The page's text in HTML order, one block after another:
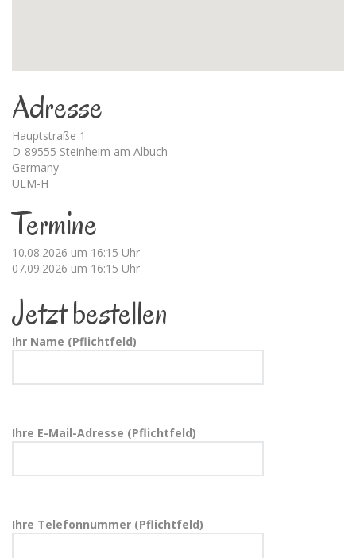
Adresse
Hauptstraße 1
D-89555 Steinheim am Albuch
Germany
ULM-H
Termine
10.08.2026 um 16:15 Uhr
07.09.2026 um 16:15 Uhr
Jetzt bestellen
Ihr Name (Pflichtfeld)
Ihre E-Mail-Adresse (Pflichtfeld)
Ihre Telefonnummer (Pflichtfeld)